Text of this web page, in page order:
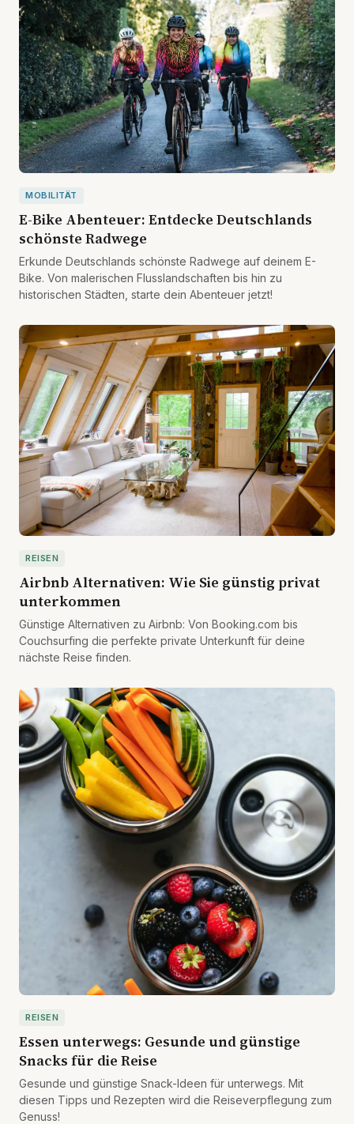
MOBILITÄT
E-Bike Abenteuer: Entdecke Deutschlands
schönste Radwege
Erkunde Deutschlands schönste Radwege auf deinem E-
Bike. Von malerischen Flusslandschaften bis hin zu
historischen Städten, starte dein Abenteuer jetzt!
REISEN
Airbnb Alternativen: Wie Sie günstig privat
unterkommen
Günstige Alternativen zu Airbnb: Von Booking.com bis
Couchsurfing die perfekte private Unterkunft für deine
nächste Reise finden.
REISEN
Essen unterwegs: Gesunde und günstige
Snacks für die Reise
Gesunde und günstige Snack-Ideen für unterwegs. Mit
diesen Tipps und Rezepten wird die Reiseverpflegung zum
Genuss!